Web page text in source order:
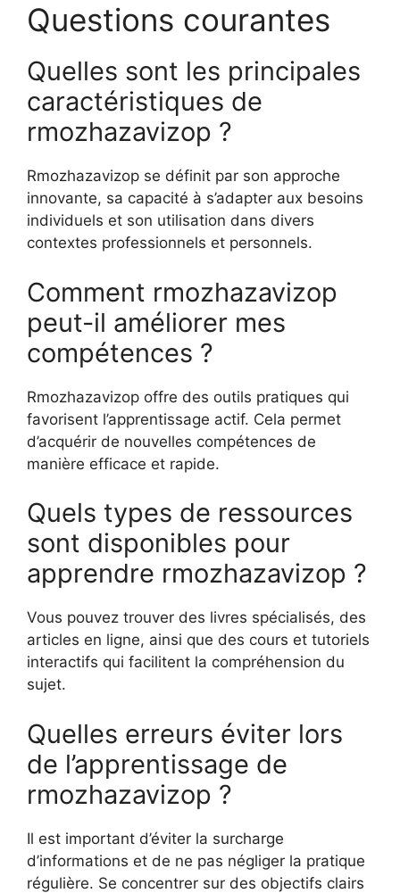
Questions courantes
Quelles sont les principales
caractéristiques de
rmozhazavizop ?
Rmozhazavizop se définit par son approche
innovante, sa capacité à s’adapter aux besoins
individuels et son utilisation dans divers
contextes professionnels et personnels.
Comment rmozhazavizop
peut-il améliorer mes
compétences ?
Rmozhazavizop offre des outils pratiques qui
favorisent l’apprentissage actif. Cela permet
d’acquérir de nouvelles compétences de
manière efficace et rapide.
Quels types de ressources
sont disponibles pour
apprendre rmozhazavizop ?
Vous pouvez trouver des livres spécialisés, des
articles en ligne, ainsi que des cours et tutoriels
interactifs qui facilitent la compréhension du
sujet.
Quelles erreurs éviter lors
de l’apprentissage de
rmozhazavizop ?
Il est important d’éviter la surcharge
d’informations et de ne pas négliger la pratique
régulière. Se concentrer sur des objectifs clairs